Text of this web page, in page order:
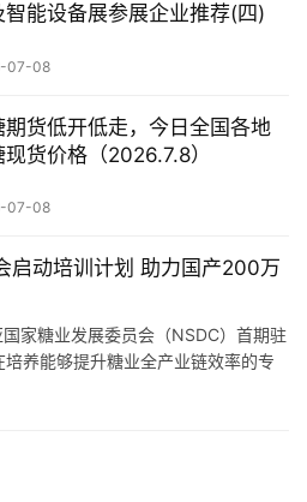
智能设备展参展企业推荐(四)
07-08
期货低开低走，今日全国各地
现货价格（2026.7.8）
07-08
启动培训计划 助力国产200万
家糖业发展委员会（NSDC）首期驻
养能够提升糖业全产业链效率的专